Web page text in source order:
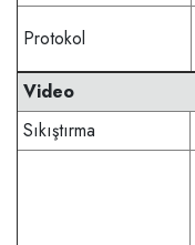
Protokol
Video
Sıkıştırma